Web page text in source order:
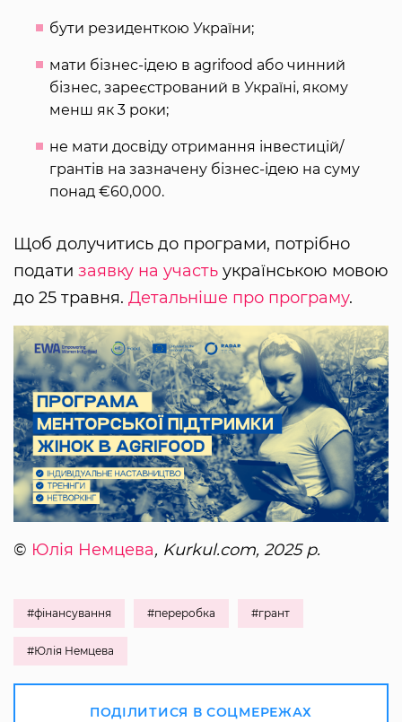
бути резиденткою України;
мати бізнес-ідею в agrifood або чинний
бізнес, зареєстрований в Україні, якому
менш як 3 роки;
не мати досвіду отримання інвестицій/
грантів на зазначену бізнес-ідею на суму
понад €60,000.
Щоб долучитись до програми, потрібно
подати заявку на участь українською мовою
до 25 травня. Детальніше про програму.
© Юлія Немцева, Kurkul.com, 2025 р.
#фінансування #переробка #грант
#Юлія Немцева
ПОДІЛИТИСЯ В СОЦМЕРЕЖАХ